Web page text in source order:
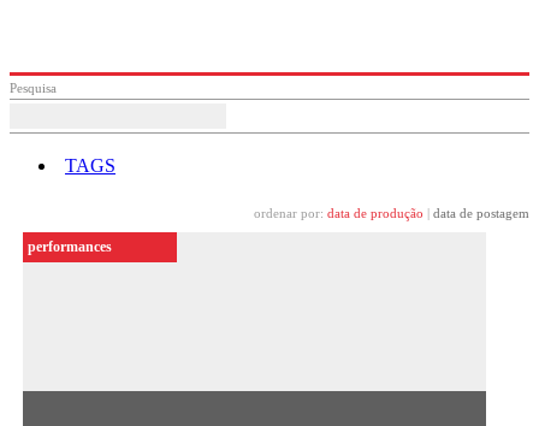
Pesquisa
TAGS
ordenar por: data de produção data de postagem
performances